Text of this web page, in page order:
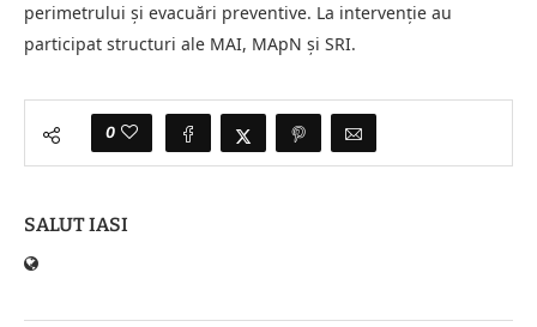
perimetrului și evacuări preventive. La intervenție au
participat structuri ale MAI, MApN și SRI.
0
SALUT IASI